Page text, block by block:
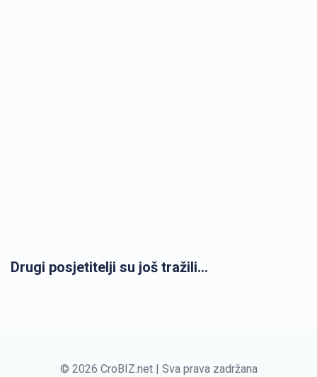
Drugi posjetitelji su još tražili...
© 2026 CroBIZ.net | Sva prava zadržana